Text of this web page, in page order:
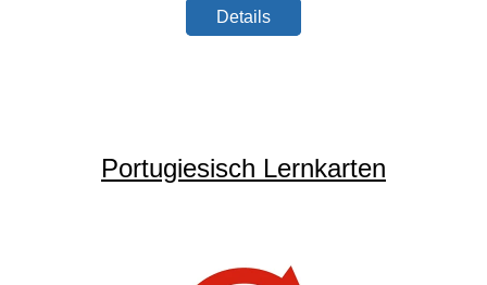
Details
Portugiesisch Lernkarten